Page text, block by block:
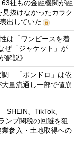
社もの金融機関が融
抜けなかったカラク
出していた
は「ワンピースを着
ぜ「ジャケット」が
解説》
調 「ボンドロ」は依
量流通し一部で値崩
、TikTok、
ンプ関税の回避を狙
参入・土地取得への